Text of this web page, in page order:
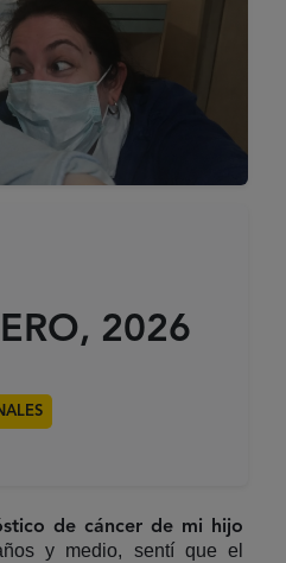
2026
de cáncer de mi hijo
y medio, sentí que el